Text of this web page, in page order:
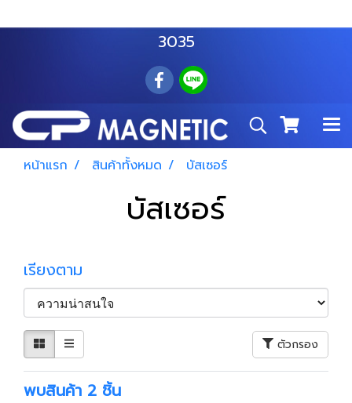
3035
หน้าแรก สินค้าทั้งหมด บัสเซอร์
บัสเซอร์
เรียงตาม
ตัวกรอง
พบสินค้า 2 ชิ้น